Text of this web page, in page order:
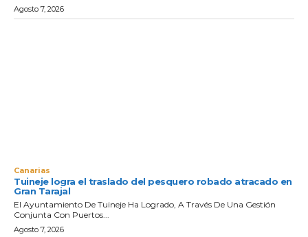
Agosto 7, 2026
Canarias
Tuineje logra el traslado del pesquero robado atracado en
Gran Tarajal
El Ayuntamiento De Tuineje Ha Logrado, A Través De Una Gestión
Conjunta Con Puertos...
Agosto 7, 2026